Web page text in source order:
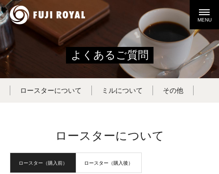
MENU
よくあるご質問
ロースターについて ミルについて その他
ロースターについて
ロースター（購入前） ロースター（購入後）